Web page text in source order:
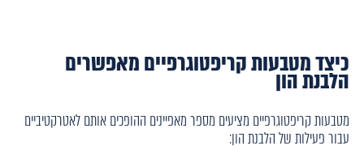
כיצד מטבעות קריפטוגרפיים מאפשרים
הלבנת הון
מטבעות קריפטוגרפיים מציעים מספר מאפיינים ההופכים אותם לאטרקטיביים
עבור פעילות של הלבנת הון: